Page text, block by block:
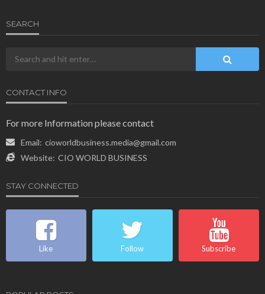
SEARCH
CONTACT INFO
For more Information please contact
Email: cioworldbusiness.media@gmail.com
Website: CIO WORLD BUSINESS
STAY CONNECTED
Like Follow Subscribe